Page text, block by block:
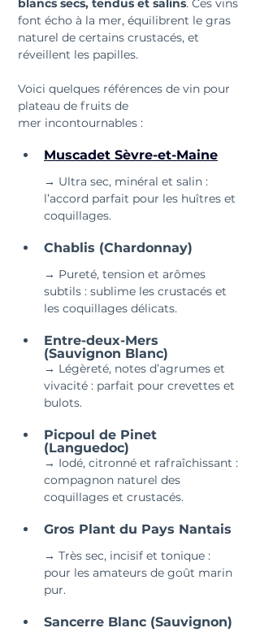
blancs secs, tendus et salins. Ces vins
font écho à la mer, équilibrent le gras
naturel de certains crustacés, et
réveillent les papilles.
Voici quelques références de vin pour
plateau de fruits de
mer incontournables :
Muscadet Sèvre-et-Maine
→ Ultra sec, minéral et salin :
l’accord parfait pour les huîtres et
coquillages.
Chablis (Chardonnay)
→ Pureté, tension et arômes
subtils : sublime les crustacés et
les coquillages délicats.
Entre-deux-Mers
(Sauvignon Blanc)
→ Légèreté, notes d’agrumes et
vivacité : parfait pour crevettes et
bulots.
Picpoul de Pinet
(Languedoc)
→ Iodé, citronné et rafraîchissant :
compagnon naturel des
coquillages et crustacés.
Gros Plant du Pays Nantais
→ Très sec, incisif et tonique :
pour les amateurs de goût marin
pur.
Sancerre Blanc (Sauvignon)